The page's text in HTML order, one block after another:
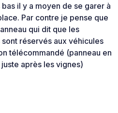
il y a moyen de se garer à
Par contre je pense que
qui dit que les
réservés aux véhicules
télécommandé (panneau en
après les vignes)